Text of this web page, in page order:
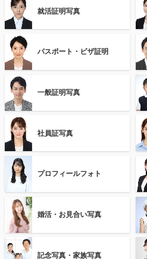
就活証明写真
パスポート・ビザ証明
一般証明写真
社員証写真
プロフィールフォト
婚活・お見合い写真
記念写真・家族写真